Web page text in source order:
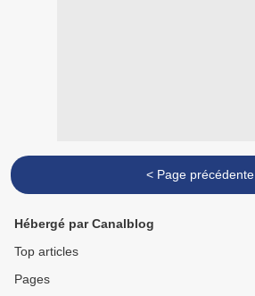
< Page précédente
Hébergé par Canalblog
Top articles
Pages